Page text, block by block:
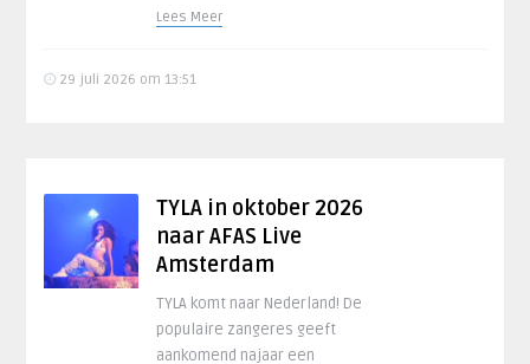
Lees Meer
29 juli 2026 om 13:51
TYLA in oktober 2026
naar AFAS Live
Amsterdam
TYLA komt naar Nederland! De
populaire zangeres geeft
aankomend najaar een